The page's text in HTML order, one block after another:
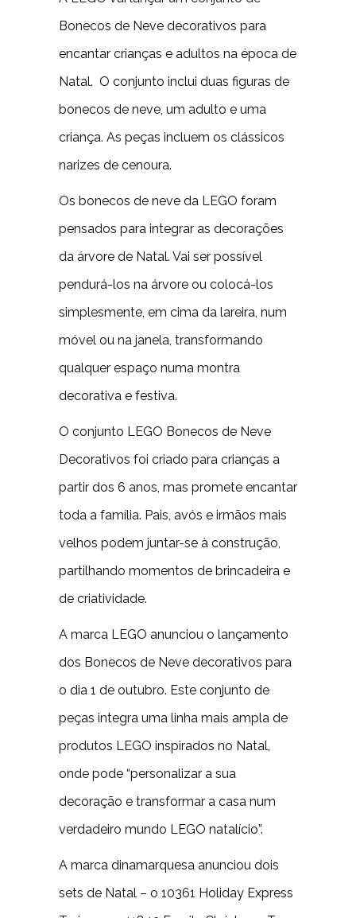
Bonecos de Neve decorativos para
encantar crianças e adultos na época de
Natal. O conjunto inclui duas figuras de
bonecos de neve, um adulto e uma
criança. As peças incluem os clássicos
narizes de cenoura.
Os bonecos de neve da LEGO foram
pensados para integrar as decorações
da árvore de Natal. Vai ser possível
pendurá-los na árvore ou colocá-los
simplesmente, em cima da lareira, num
móvel ou na janela, transformando
qualquer espaço numa montra
decorativa e festiva.
O conjunto LEGO Bonecos de Neve
Decorativos foi criado para crianças a
partir dos 6 anos, mas promete encantar
toda a família. Pais, avós e irmãos mais
velhos podem juntar-se à construção,
partilhando momentos de brincadeira e
de criatividade.
A marca LEGO anunciou o lançamento
dos Bonecos de Neve decorativos para
o dia 1 de outubro. Este conjunto de
peças integra uma linha mais ampla de
produtos LEGO inspirados no Natal,
onde pode “personalizar a sua
decoração e transformar a casa num
verdadeiro mundo LEGO natalício”.
A marca dinamarquesa anunciou dois
sets de Natal – o 10361 Holiday Express